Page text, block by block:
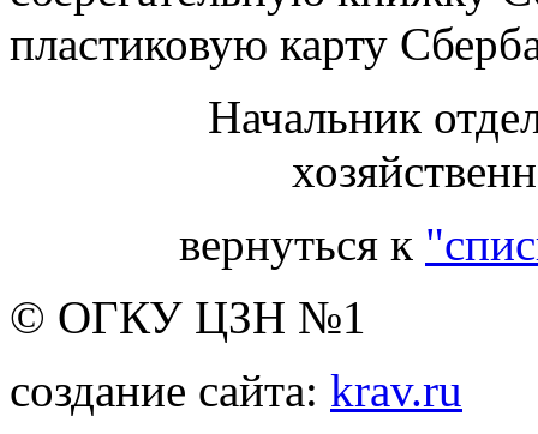
пластиковую карту
Начальник
вернуться к
© ОГКУ ЦЗН №1
создание сайта: krav.ru